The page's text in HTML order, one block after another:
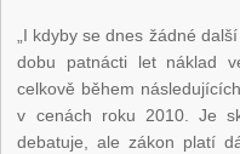
„I kdyby se dnes žádné
dobu patnácti let náklad
celkově během
v cenách roku 2010. Je
debatuje, ale zákon platí